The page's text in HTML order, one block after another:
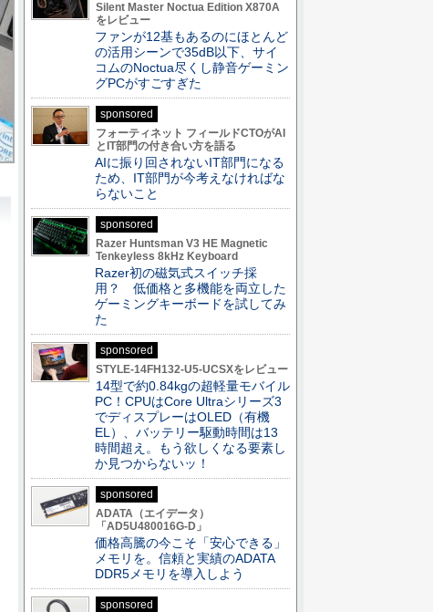
Silent Master Noctua Edition X870A
をレビュー
ファンが12基もあるのにほとんど
の活用シーンで35dB以下、サイ
コムのNoctua尽くし静音ゲーミン
グPCがすごすぎた
sponsored
フォーティネット フィールドCTOがAI
とIT部門の付き合い方を語る
AIに振り回されないIT部門になる
ため、IT部門が今考えなければな
らないこと
sponsored
Razer Huntsman V3 HE Magnetic
Tenkeyless 8kHz Keyboard
Razer初の磁気式スイッチ採
用？ 低価格と多機能を両立した
ゲーミングキーボードを試してみ
た
sponsored
STYLE-14FH132-U5-UCSXをレビュー
14型で約0.84kgの超軽量モバイル
PC！CPUはCore Ultraシリーズ3
でディスプレーはOLED（有機
EL）、バッテリー駆動時間は13
時間超え。もう欲しくなる要素し
か見つからないッ！
sponsored
ADATA（エイデータ）
「AD5U480016G-D」
価格高騰の今こそ「安心できる」
メモリを。信頼と実績のADATA
DDR5メモリを導入しよう
sponsored